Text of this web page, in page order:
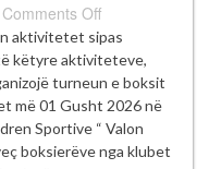
Comments Offon
KB
“DIELLI”
organizon
turneun
e
boksit
aktivitetet sipas
këtyre aktiviteteve,
turneun e boksit
më 01 Gusht 2026 në
Sportive “ Valon
boksierëve nga klubet